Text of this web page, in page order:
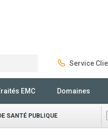
Service
EMC Domaines
SANTÉ PUBLIQUE